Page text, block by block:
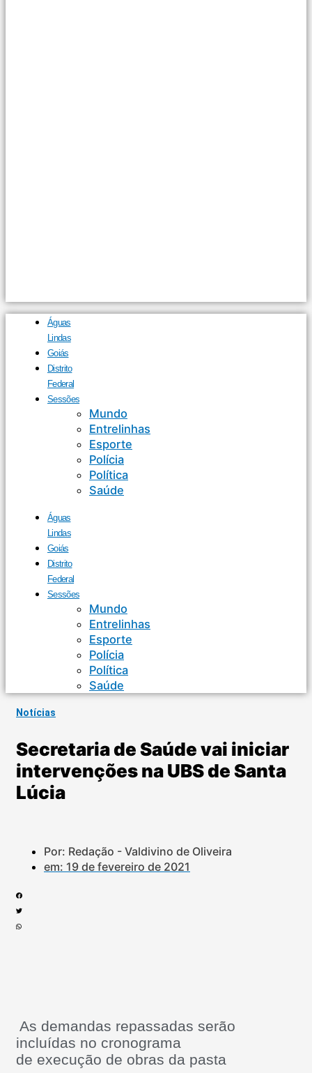
Águas
Lindas
Goiás
Distrito
Federal
Sessões
Mundo
Entrelinhas
Esporte
Polícia
Política
Saúde
Águas
Lindas
Goiás
Distrito
Federal
Sessões
Mundo
Entrelinhas
Esporte
Polícia
Política
Saúde
Notícias
Secretaria de Saúde vai iniciar
intervenções na UBS de Santa
Lúcia
Por: Redação - Valdivino de Oliveira
em: 19 de fevereiro de 2021
As demandas repassadas serão
incluídas no cronograma
de execução de obras da pasta